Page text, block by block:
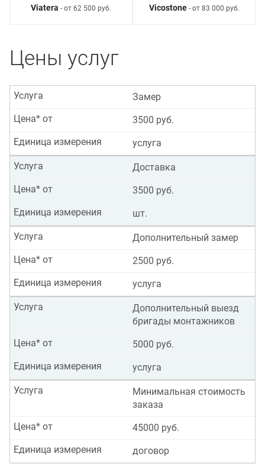
Viatera - от 62 500 руб. Vicostone- от 83 000 руб.
Цены услуг
Замер
Услуга
3500 руб.
Цена* от
услуга
Единица измерения
Доставка
Услуга
3500 руб.
Цена* от
шт.
Единица измерения
Дополнительный замер
Услуга
2500 руб.
Цена* от
услуга
Единица измерения
Дополнительный выезд
бригады монтажников
Услуга
5000 руб.
Цена* от
услуга
Единица измерения
Минимальная стоимость
заказа
Услуга
45000 руб.
Цена* от
договор
Единица измерения